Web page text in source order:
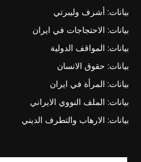
بيانات: أشرف وليبرتي
بيانات: الاحتجاجات في ايران
بيانات: المواقف الدولية
بيانات: حقوق الانسان
بيانات: المرأة في ايران
بيانات: الملف النووي الايراني
بيانات: الارهاب والتطرف الديني